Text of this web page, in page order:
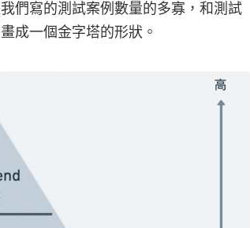
們寫的測試案例數量的多寡，和測試
成一個金字塔的形狀。